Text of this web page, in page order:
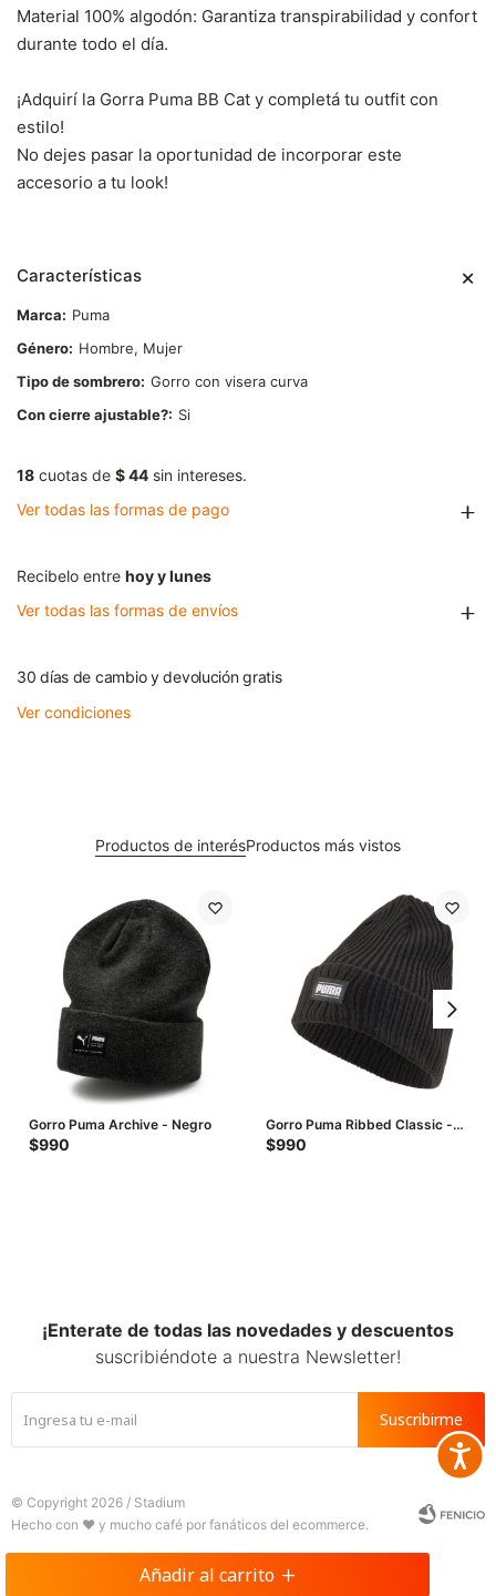
Añadir al carrito
Material 100% algodón: Garantiza transpirabilidad y confort
durante todo el día.
¡Adquirí la Gorra Puma BB Cat y completá tu outfit con
estilo!
No dejes pasar la oportunidad de incorporar este
accesorio a tu look!
Características
Marca
Puma
Género
Hombre, Mujer
Tipo de sombrero Gorro con visera curva
Con cierre ajustable?
Si
18 cuotas de $ 44 sin intereses.
Ver todas las formas de pago
Recibelo entre hoy y lunes
Ver todas las formas de envíos
30 días de cambio y devolución gratis
Ver condiciones
Productos de interésProductos más vistos
Gorro Puma Archive - Negro
$990
Gorro Puma Ribbed Classic -
Negro
$990
¡Enterate de todas las novedades y descuentos
suscribiéndote a nuestra Newsletter!
Suscribirme
© Copyright 2026 / Stadium